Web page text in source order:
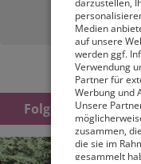
darzustellen,
Medien
auf unsere
werden ggf.
Verwendung
Partner für
Werbung und
Unsere
zusammen,
die sie im
gesammelt
Folgende Artikel